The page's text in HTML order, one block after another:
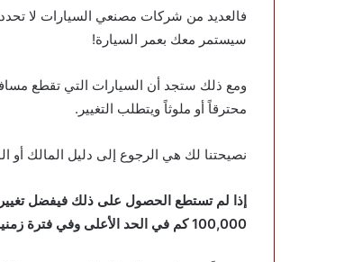
فالعديد من شركات مصنعي السيارات لا
سيستمر معك بعمر السيارة!
ومع ذلك ستجد أن السيارات التي تقطع
محترقاً أو ملوثاً ويتطلب التغيير.
نصيحتنا لك هي الرجوع إلى دليل المالك أو
100,000 كم في الحد الأعلى وفي فترة زمنية لا تتجاوز 3 أو 4 سنوات.